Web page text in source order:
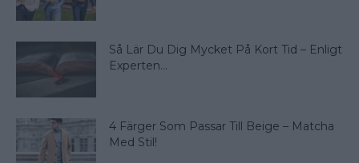
Så Lär Du Dig Mycket På Kort Tid – Enligt
Experten...
4 Färger Som Passar Till Beige – Matcha
Med Stil!